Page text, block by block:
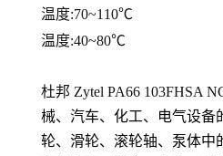
温度:70~110℃
温度:40~80℃
杜邦 Zytel PA66 103FHSA
械、汽车、化工、电气设备
轮、滑轮、滚轮轴、泵体中